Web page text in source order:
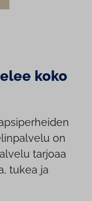
koko
on
tarjoaa
tukea ja